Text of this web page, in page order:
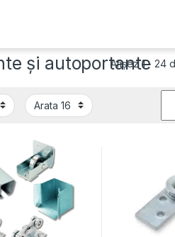
și autoportante
Afișez 1 - 24